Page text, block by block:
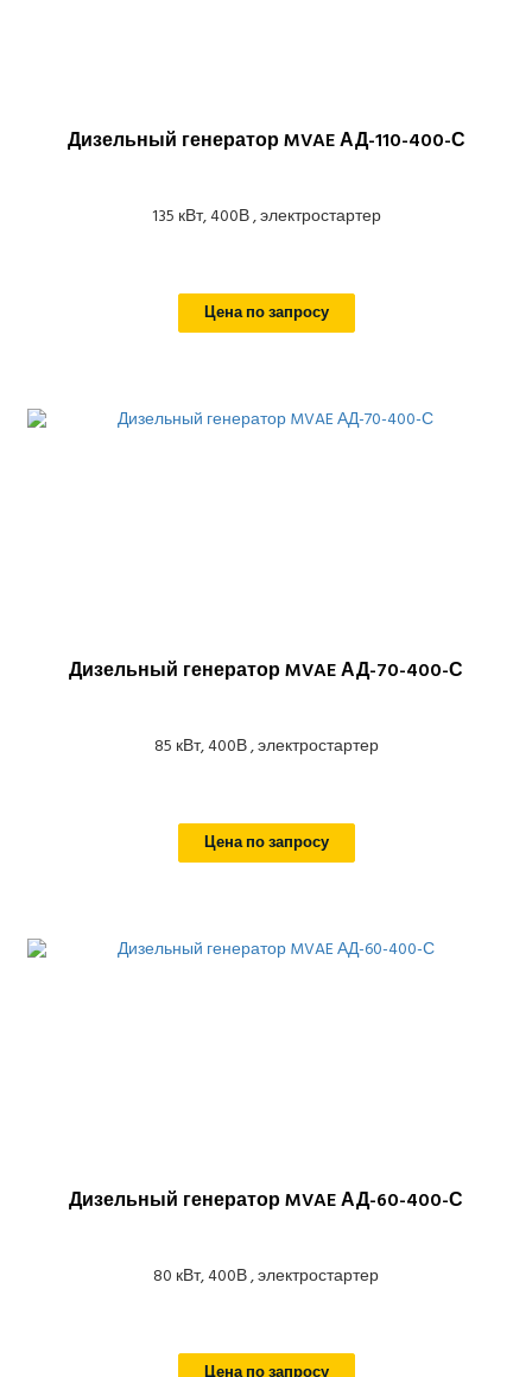
Дизельный генератор MVAE АД-110-400-С
135 кВт, 400В , электростартер
Цена по запросу
Дизельный генератор MVAE АД-70-400-С
85 кВт, 400В , электростартер
Цена по запросу
Дизельный генератор MVAE АД-60-400-С
80 кВт, 400В , электростартер